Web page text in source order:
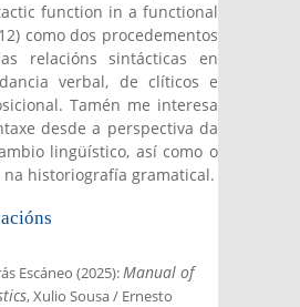
function in a functional
como dos procedementos
relacións sintácticas en
verbal, de clíticos e
Tamén me interesa
desde a perspectiva da
lingüístico, así como o
historiografía gramatical.
Escáneo (2025):Manual of
, Xulio Sousa / Ernesto